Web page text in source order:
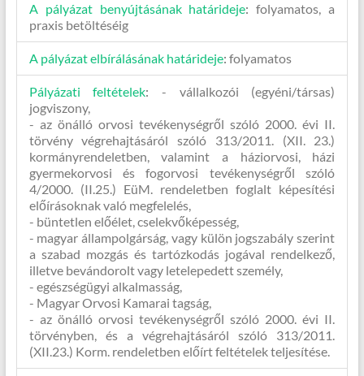
A pályázat benyújtásának határideje:folyamatos, a
praxis betöltéséig
A pályázat elbírálásának határideje: folyamatos
Pályázati feltételek: - vállalkozói (egyéni/társas)
jogviszony,
- az önálló orvosi tevékenységről szóló 2000. évi II.
törvény végrehajtásáról szóló 313/2011. (XII. 23.)
kormányrendeletben, valamint a háziorvosi, házi
gyermekorvosi és fogorvosi tevékenységről szóló
4/2000. (II.25.) EüM. rendeletben foglalt képesítési
előírásoknak való megfelelés,
- büntetlen előélet, cselekvőképesség,
- magyar állampolgárság, vagy külön jogszabály szerint
a szabad mozgás és tartózkodás jogával rendelkező,
illetve bevándorolt vagy letelepedett személy,
- egészségügyi alkalmasság,
- Magyar Orvosi Kamarai tagság,
- az önálló orvosi tevékenységről szóló 2000. évi II.
törvényben, és a végrehajtásáról szóló 313/2011.
(XII.23.) Korm. rendeletben előírt feltételek teljesítése.